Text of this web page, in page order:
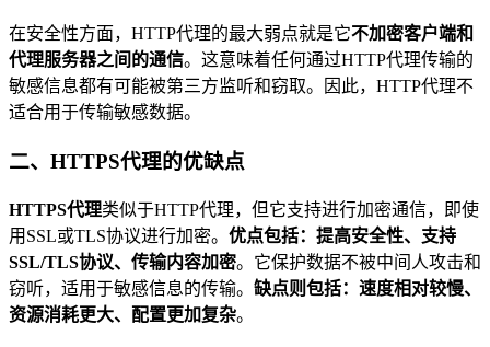
在安全性方面，HTTP代理的最大弱点就是它不加密客户端和
代理服务器之间的通信。这意味着任何通过HTTP代理传输的
敏感信息都有可能被第三方监听和窃取。因此，HTTP代理不
适合用于传输敏感数据。
二、HTTPS代理的优缺点
HTTPS代理类似于HTTP代理，但它支持进行加密通信，即使
用SSL或TLS协议进行加密。 优点包括：提高安全性、支持
SSL/TLS协议、传输内容加密。它保护数据不被中间人攻击和
窃听，适用于敏感信息的传输。 缺点则包括：速度相对较慢、
资源消耗更大、配置更加复杂。